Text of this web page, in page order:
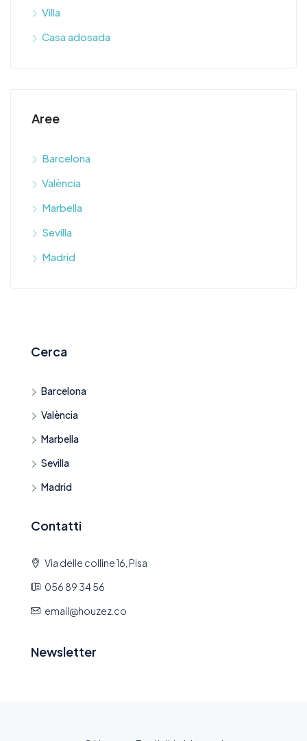
Villa
Casa adosada
Aree
Barcelona
València
Marbella
Sevilla
Madrid
Cerca
Barcelona
València
Marbella
Sevilla
Madrid
Contatti
Via delle colline 16, Pisa
056 89 34 56
email@houzez.co
Newsletter